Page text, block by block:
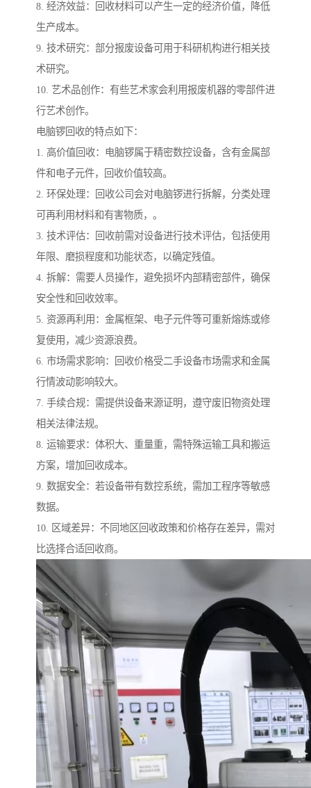
8. 经济效益：回收材料可以产生一定的经济价值，降低
生产成本。
9. 技术研究：部分报废设备可用于科研机构进行相关技
术研究。
10. 艺术品创作：有些艺术家会利用报废机器的零部件进
行艺术创作。
电脑锣回收的特点如下：
1. 高价值回收：电脑锣属于精密数控设备，含有金属部
件和电子元件，回收价值较高。
2. 环保处理：回收公司会对电脑锣进行拆解，分类处理
可再利用材料和有害物质，。
3. 技术评估：回收前需对设备进行技术评估，包括使用
年限、磨损程度和功能状态，以确定残值。
4. 拆解：需要人员操作，避免损坏内部精密部件，确保
安全性和回收效率。
5. 资源再利用：金属框架、电子元件等可重新熔炼或修
复使用，减少资源浪费。
6. 市场需求影响：回收价格受二手设备市场需求和金属
行情波动影响较大。
7. 手续合规：需提供设备来源证明，遵守废旧物资处理
相关法律法规。
8. 运输要求：体积大、重量重，需特殊运输工具和搬运
方案，增加回收成本。
9. 数据安全：若设备带有数控系统，需加工程序等敏感
数据。
10. 区域差异：不同地区回收政策和价格存在差异，需对
比选择合适回收商。